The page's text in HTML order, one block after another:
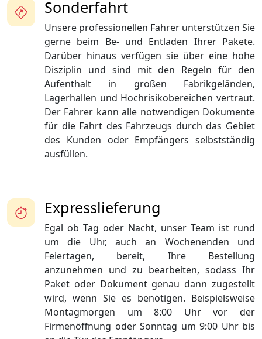
Sonderfahrt
Unsere professionellen Fahrer unterstützen Sie
gerne beim Be- und Entladen Ihrer Pakete.
Darüber hinaus verfügen sie über eine hohe
Disziplin und sind mit den Regeln für den
Aufenthalt in großen Fabrikgeländen,
Lagerhallen und Hochrisikobereichen vertraut.
Der Fahrer kann alle notwendigen Dokumente
für die Fahrt des Fahrzeugs durch das Gebiet
des Kunden oder Empfängers selbstständig
ausfüllen.
Expresslieferung
Egal ob Tag oder Nacht, unser Team ist rund
um die Uhr, auch an Wochenenden und
Feiertagen, bereit, Ihre Bestellung
anzunehmen und zu bearbeiten, sodass Ihr
Paket oder Dokument genau dann zugestellt
wird, wenn Sie es benötigen. Beispielsweise
Montagmorgen um 8:00 Uhr vor der
Firmenöffnung oder Sonntag um 9:00 Uhr bis